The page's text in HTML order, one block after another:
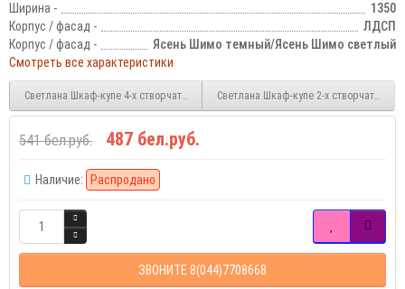
Ширина -
1350
Корпус / фасад -
ЛДСП
Корпус / фасад -
Ясень Шимо темный/Ясень Шимо светлый
Смотреть все характеристики
Светлана Шкаф-купе 4-х створчатый с 2 зеркаламиСветлана Шкаф-купе 2-х створчатый с
541 бел.руб. 487 бел.руб.
Наличие: Распродано
ЗВОНИТЕ 8(044)7708668